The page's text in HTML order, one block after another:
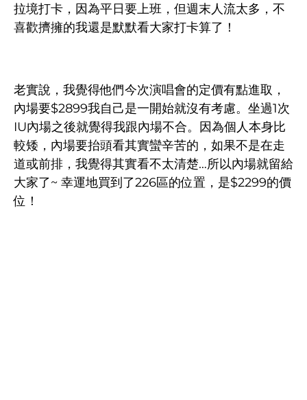
拉境打卡，因為平日要上班，但週末人流太多，不
喜歡擠擁的我還是默默看大家打卡算了！
老實說，我覺得他們今次演唱會的定價有點進取，
內場要$2899我自己是一開始就沒有考慮。坐過1次
IU內場之後就覺得我跟內場不合。因為個人本身比
較矮，內場要抬頭看其實蠻辛苦的，如果不是在走
道或前排，我覺得其實看不太清楚…所以內場就留給
大家了~ 幸運地買到了226區的位置，是$2299的價
位！